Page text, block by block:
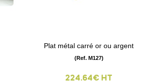
Plat métal carré or ou argent
(Ref. M127)
224.64€ HT